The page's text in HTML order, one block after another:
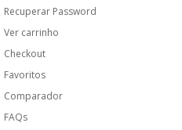
Recuperar Password
Ver carrinho
Checkout
Favoritos
Comparador
FAQs